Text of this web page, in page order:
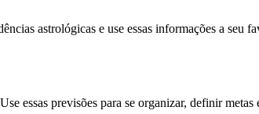
astrológicas e use essas informações a seu
essas previsões para se organizar, definir